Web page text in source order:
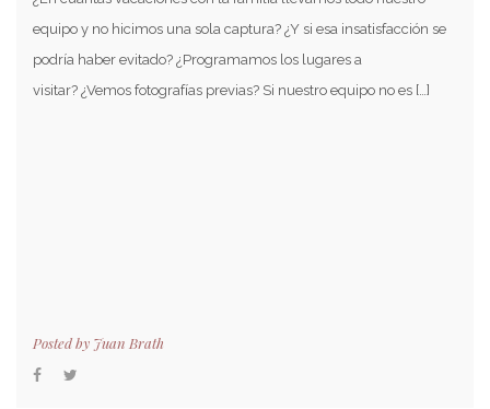
equipo y no hicimos una sola captura? ¿Y si esa insatisfacción se
podría haber evitado? ¿Programamos los lugares a
visitar? ¿Vemos fotografías previas? Si nuestro equipo no es […]
Posted by Juan Brath